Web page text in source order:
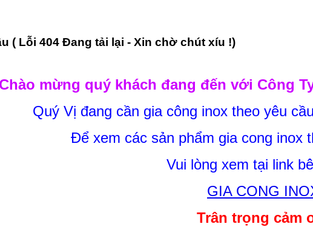
( Lỗi 404 Đang tải lại - Xin chờ chút xíu !)
Chào mừng quý khách đang đến với Công
Quý Vị đang cần gia công inox theo yêu
Để xem các sản phẩm gia cong inox
Vui lòng xem tại link
GIA CONG
Trân trọng cảm